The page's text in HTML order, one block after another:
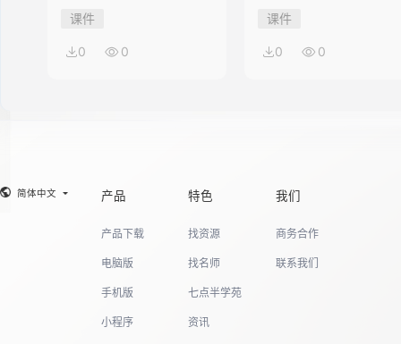
版5年级上册Unit 2
课件
0 0
版4年级上册Unit 2
课件
0 0
简体中文 产品
产品下载
电脑版
手机版
小程序
特色
找资源
找名师
七点半学苑
资讯
我们
商务合作
联系我们